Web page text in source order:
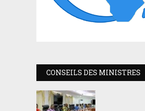
CONSEILS DES MINISTRES